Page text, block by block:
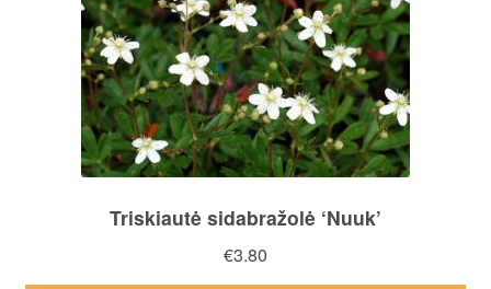
Triskiautė sidabražolė ‘Nuuk’
€3.80